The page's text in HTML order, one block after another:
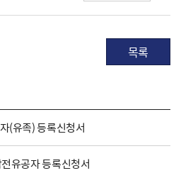
목록
(유족) 등록신청서
유공자 등록신청서